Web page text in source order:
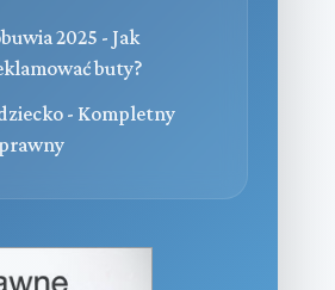
2025 - Jak
buty?
- Kompletny